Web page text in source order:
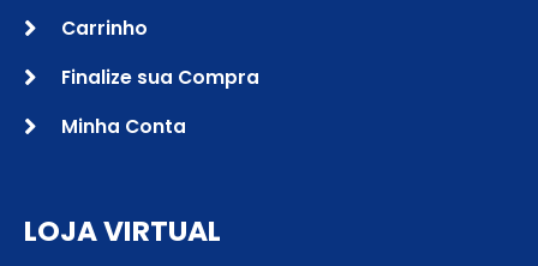
Carrinho
Finalize sua Compra
Minha Conta
LOJA VIRTUAL